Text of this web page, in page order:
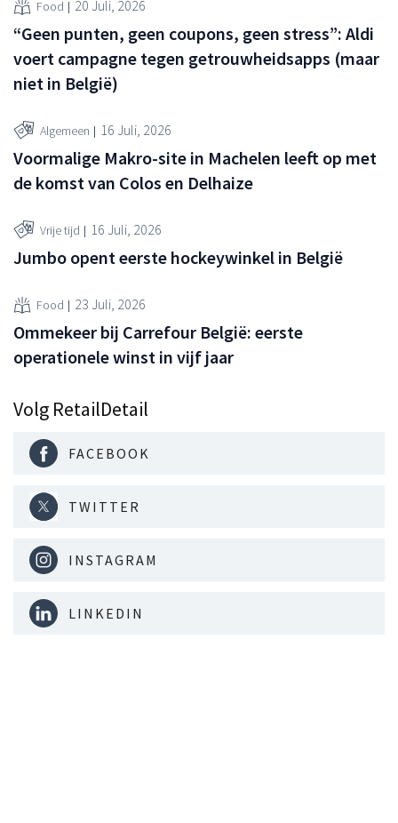
Food 20 Juli, 2026
“Geen punten, geen coupons, geen stress”: Aldi
voert campagne tegen getrouwheidsapps (maar
niet in België)
Algemeen 16 Juli, 2026
Voormalige Makro-site in Machelen leeft op met
de komst van Colos en Delhaize
Vrije tijd 16 Juli, 2026
Jumbo opent eerste hockeywinkel in België
Food 23 Juli, 2026
Ommekeer bij Carrefour België: eerste
operationele winst in vijf jaar
Volg RetailDetail
FACEBOOK
TWITTER
INSTAGRAM
LINKEDIN